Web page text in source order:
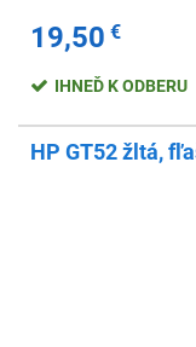
19,50 €
IHNEĎ K ODBERU
HP GT52 žltá,